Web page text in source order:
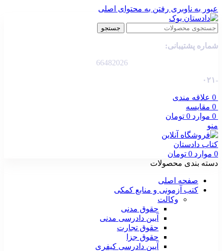
عبور به ناوبری رفتن به محتوای اصلی
جستجو
شماره پشتیبانی:
66482026
-۰۲۱
0 علاقه مندی
0 مقایسه
0 موارد 0 تومان
منو
0 موارد 0 تومان
دسته بندی محصولات
صفحه اصلی
کتب آزمونی و منابع کمکی
وکالت
حقوق مدنی
آیین دادرسی مدنی
حقوق تجارت
حقوق جزا
آیین دادرسی کیفری